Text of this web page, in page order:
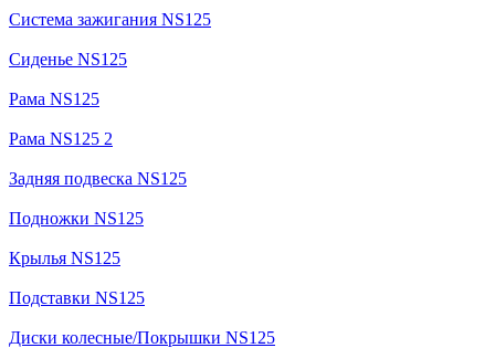
Система зажигания NS125
Сиденье NS125
Рама NS125
Рама NS125 2
Задняя подвеска NS125
Подножки NS125
Крылья NS125
Подставки NS125
Диски колесные/Покрышки NS125